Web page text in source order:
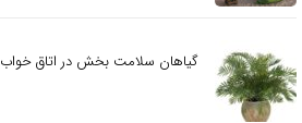
گیاهان سلامت بخش در اتاق خواب